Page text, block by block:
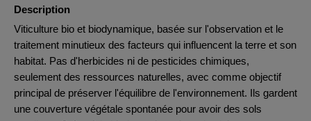
Description
Viticulture bio et biodynamique, basée sur l'observation et le
traitement minutieux des facteurs qui influencent la terre et son
habitat. Pas d'herbicides ni de pesticides chimiques,
seulement des ressources naturelles, avec comme objectif
principal de préserver l'équilibre de l'environnement. Ils gardent
une couverture végétale spontanée pour avoir des sols